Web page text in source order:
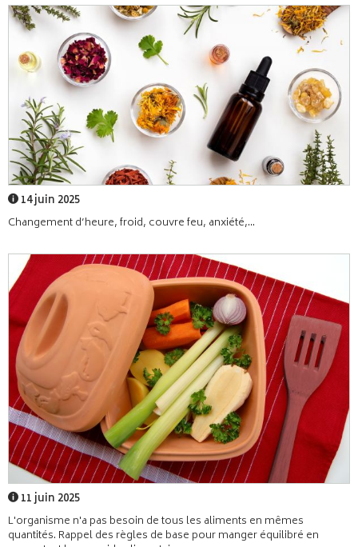
14 juin 2025
Changement d’heure, froid, couvre feu, anxiété,...
11 juin 2025
L'organisme n'a pas besoin de tous les aliments en mêmes
quantités. Rappel des règles de base pour manger équilibré en